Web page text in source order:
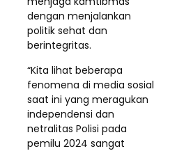
dengan menjalankan
politik sehat dan
berintegritas.
“Kita lihat beberapa
fenomena di media sosial
saat ini yang meragukan
independensi dan
netralitas Polisi pada
pemilu 2024 sangat